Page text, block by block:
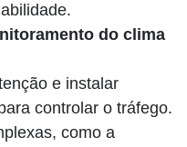
do clima
e instalar
controlar o tráfego.
como a